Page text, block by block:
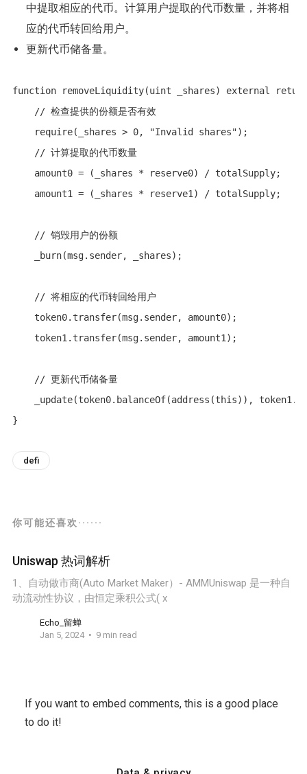
中提取相应的代币。计算用户提取的代币数量，并将相
应的代币转回给用户。
更新代币储备量。
function removeLiquidity(uint _shares) external
    // 检查提供的份额是否有效
    require(_shares > 0, "Invalid shares");
    // 计算提取的代币数量
    amount0 = (_shares * reserve0) / totalSupply;
    amount1 = (_shares * reserve1) / totalSupply;
    // 销毁用户的份额
    _burn(msg.sender, _shares);
    // 将相应的代币转回给用户
    token0.transfer(msg.sender, amount0);
    token1.transfer(msg.sender, amount1);
    // 更新代币储备量
_update(token0.balanceOf(address(this)),
}
defi
你可能还喜欢······
Uniswap 热词解析
1、自动做市商(Auto Market Maker）- AMMUniswap 是一种自
动流动性协议，由恒定乘积公式( x
Echo_留蝉
Jan 5, 2024
9 min read
If you want to embed comments, this is a good place
to do it!